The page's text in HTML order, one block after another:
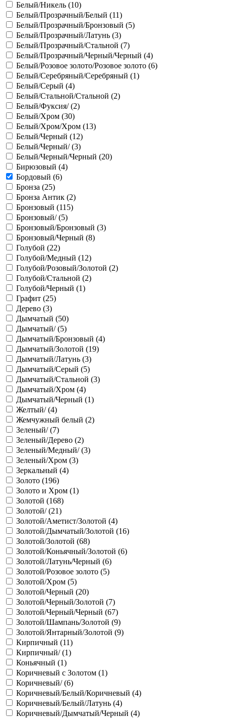
Белый/Никель (10)
Белый/Прозрачный/Белый (11)
Белый/Прозрачный/Бронзовый (5)
Белый/Прозрачный/Латунь (3)
Белый/Прозрачный/Стальной (7)
Белый/Прозрачный/Черный/Черный (4)
Белый/Розовое золото/Розовое золото (6)
Белый/Серебряный/Серебряный (1)
Белый/Серый (4)
Белый/Стальной/Стальной (2)
Белый/Фуксия/ (2)
Белый/Хром (30)
Белый/Хром/Хром (13)
Белый/Черный (12)
Белый/Черный/ (3)
Белый/Черный/Черный (20)
Бирюзовый (4)
Бордовый (6)
Бронза (25)
Бронза Антик (2)
Бронзовый (115)
Бронзовый/ (5)
Бронзовый/Бронзовый (3)
Бронзовый/Черный (8)
Голубой (22)
Голубой/Медный (12)
Голубой/Розовый/Золотой (2)
Голубой/Стальной (2)
Голубой/Черный (1)
Графит (25)
Дерево (3)
Дымчатый (50)
Дымчатый/ (5)
Дымчатый/Бронзовый (4)
Дымчатый/Золотой (19)
Дымчатый/Латунь (3)
Дымчатый/Серый (5)
Дымчатый/Стальной (3)
Дымчатый/Хром (4)
Дымчатый/Черный (1)
Желтый/ (4)
Жемчужный белый (2)
Зеленый/ (7)
Зеленый/Дерево (2)
Зеленый/Медный/ (3)
Зеленый/Хром (3)
Зеркальный (4)
Золото (196)
Золото и Хром (1)
Золотой (168)
Золотой/ (21)
Золотой/Аметист/Золотой (4)
Золотой/Дымчатый/Золотой (16)
Золотой/Золотой (68)
Золотой/Коньячный/Золотой (6)
Золотой/Латунь/Черный (6)
Золотой/Розовое золото (5)
Золотой/Хром (5)
Золотой/Черный (20)
Золотой/Черный/Золотой (7)
Золотой/Черный/Черный (67)
Золотой/Шампань/Золотой (9)
Золотой/Янтарный/Золотой (9)
Кирпичный (11)
Кирпичный/ (1)
Коньячный (1)
Коричневый с Золотом (1)
Коричневый/ (6)
Коричневый/Белый/Коричневый (4)
Коричневый/Белый/Латунь (4)
Коричневый/Дымчатый/Черный (4)